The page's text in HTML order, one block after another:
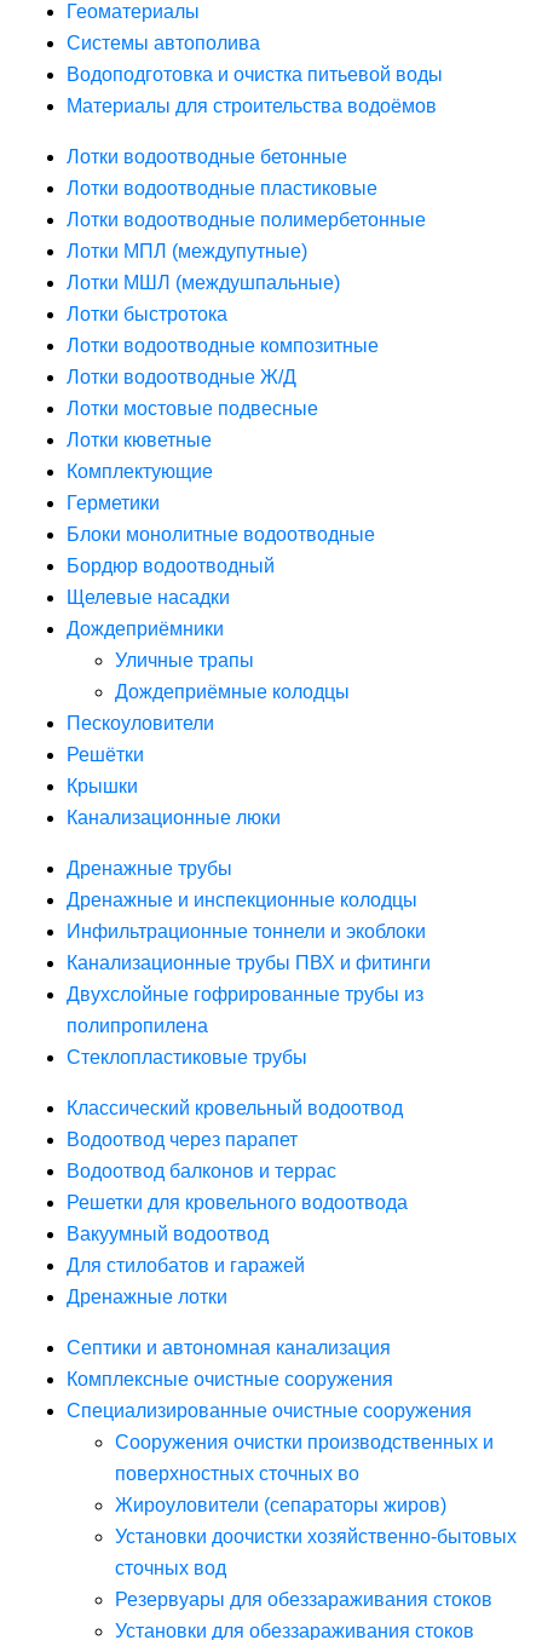
Геоматериалы
Системы автополива
Водоподготовка и очистка питьевой воды
Материалы для строительства водоёмов
Лотки водоотводные бетонные
Лотки водоотводные пластиковые
Лотки водоотводные полимербетонные
Лотки МПЛ (междупутные)
Лотки МШЛ (междушпальные)
Лотки быстротока
Лотки водоотводные композитные
Лотки водоотводные Ж/Д
Лотки мостовые подвесные
Лотки кюветные
Комплектующие
Герметики
Блоки монолитные водоотводные
Бордюр водоотводный
Щелевые насадки
Дождеприёмники
Уличные трапы
Дождеприёмные колодцы
Пескоуловители
Решётки
Крышки
Канализационные люки
Дренажные трубы
Дренажные и инспекционные колодцы
Инфильтрационные тоннели и экоблоки
Канализационные трубы ПВХ и фитинги
Двухслойные гофрированные трубы из
полипропилена
Стеклопластиковые трубы
Классический кровельный водоотвод
Водоотвод через парапет
Водоотвод балконов и террас
Решетки для кровельного водоотвода
Вакуумный водоотвод
Для стилобатов и гаражей
Дренажные лотки
Септики и автономная канализация
Комплексные очистные сооружения
Специализированные очистные сооружения
Сооружения очистки производственных и
поверхностных сточных во
Жироуловители (сепараторы жиров)
Установки доочистки хозяйственно-бытовых
сточных вод
Резервуары для обеззараживания стоков
Установки для обеззараживания стоков